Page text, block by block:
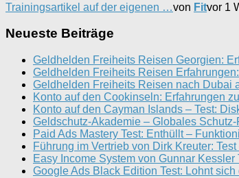
Trainingsartikel auf der eigenen …von Fitvor 1
Neueste Beiträge
Geldhelden Freiheits Reisen Georgien:
Geldhelden Freiheits Reisen
Geldhelden Freiheits Reisen nach Dubai
Konto auf den Cookinseln: Erfahrungen
Konto auf den Cayman Islands – Test:
Geldschutz-Akademie – Globales
Paid Ads Mastery Test: Enthüllt –
Führung im Vertrieb von Dirk Kreuter:
Easy Income System von Gunnar Kessler
Google Ads Black Edition Test: Lohnt